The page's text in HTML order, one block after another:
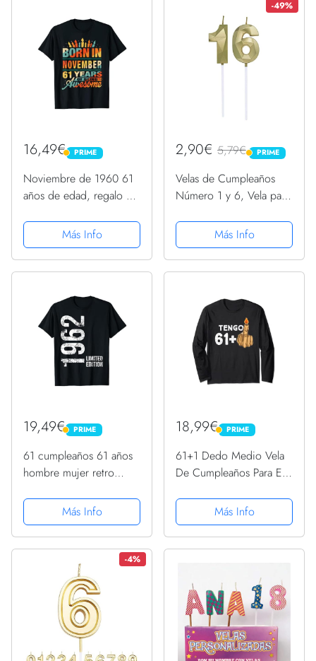
16,49€ PRIME
PRIME
Noviembre de 1960 61
años de edad, regalo de
vela Camiseta
Más Info
-49%
2,90€ 5,79€ PRIME
PRIME
Velas de Cumpleaños
Número 1 y 6, Vela para
Decoracion Tartas
Cumpleaños Toppers de
Pastel Decorativo, para
Más Info
19,49€ PRIME
PRIME
61 cumpleaños 61 años
hombre mujer retro
CamisetaMás Info
18,99€ PRIME
PRIME
61+1 Dedo Medio Vela
De Cumpleaños Para El
Larga
Más Info
-4%